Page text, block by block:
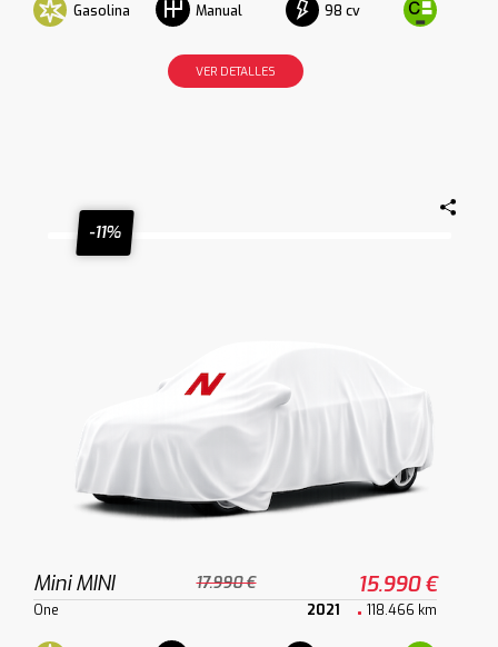
Gasolina Manual 98 cv
VER DETALLES
-11%
Mini MINI 17.990 € 15.990 €
One 2021 118.466 km